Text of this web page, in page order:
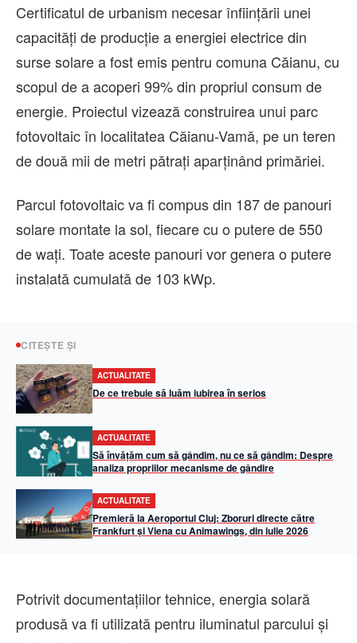
Certificatul de urbanism necesar înființării unei
capacități de producție a energiei electrice din
surse solare a fost emis pentru comuna Căianu, cu
scopul de a acoperi 99% din propriul consum de
energie. Proiectul vizează construirea unui parc
fotovoltaic în localitatea Căianu-Vamă, pe un teren
de două mii de metri pătrați aparținând primăriei.
Parcul fotovoltaic va fi compus din 187 de panouri
solare montate la sol, fiecare cu o putere de 550
de wați. Toate aceste panouri vor genera o putere
instalată cumulată de 103 kWp.
CITEȘTE ȘI
ACTUALITATE
De ce trebuie să luăm iubirea în serios
ACTUALITATE
Să învățăm cum să gândim, nu ce să gândim: Despre
analiza propriilor mecanisme de gândire
ACTUALITATE
Premieră la Aeroportul Cluj: Zboruri directe către
Frankfurt și Viena cu Animawings, din iulie 2026
Potrivit documentațiilor tehnice, energia solară
produsă va fi utilizată pentru iluminatul parcului și